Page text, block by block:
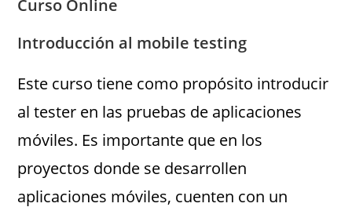
Curso Online
Introducción al mobile testing
Este curso tiene como propósito introducir
al tester en las pruebas de aplicaciones
móviles. Es importante que en los
proyectos donde se desarrollen
aplicaciones móviles, cuenten con un